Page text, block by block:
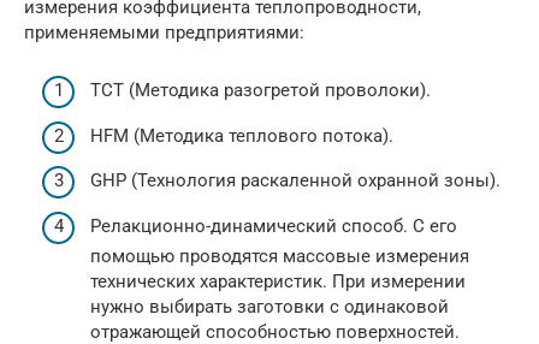
измерения коэффициента теплопроводности,
применяемыми предприятиями:
TCT (Методика разогретой проволоки).
HFM (Методика теплового потока).
GHP (Технология раскаленной охранной зоны).
Релакционно-динамический способ. С его
помощью проводятся массовые измерения
технических характеристик. При измерении
нужно выбирать заготовки с одинаковой
отражающей способностью поверхностей.